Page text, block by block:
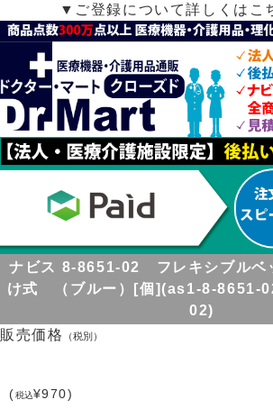
▼ご登録について詳しくはこ
ナビス 8-8651-02 フレキシブルベ
け式 （ブルー）[個](as1-8-8651-
02)
販売価格
（税別）
(税込¥970)